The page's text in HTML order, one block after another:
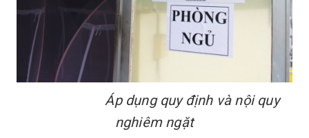
Áp dụng quy định và nội quy
nghiêm ngặt